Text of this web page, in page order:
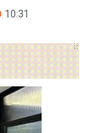
10:31